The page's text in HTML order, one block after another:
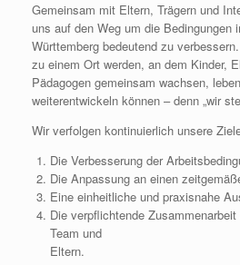
Gemeinsam mit Eltern, Trägern und
uns auf den Weg um die Bedingungen
Württemberg bedeutend zu
zu einem Ort werden, an dem Kinder,
Pädagogen gemeinsam wachsen,
weiterentwickeln können – denn „wir
Wir verfolgen kontinuierlich unsere
Die Verbesserung der
Die Anpassung an einen
Eine einheitliche und praxisnahe
Die verpflichtende
Team und
Eltern.